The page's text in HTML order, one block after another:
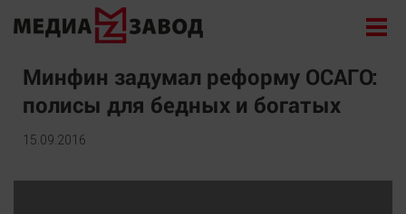
Новости
Экономика
Происшествия
Минфин задумал реформу ОСАГО:
полисы для бедных и богатых
15.09.2016